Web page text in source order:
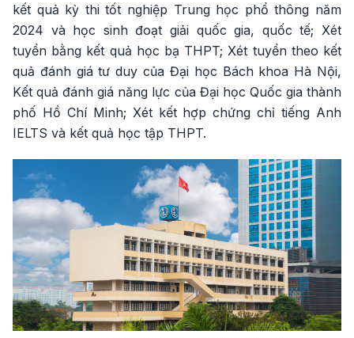
kết quả kỳ thi tốt nghiệp Trung học phổ thông năm
2024 và học sinh đoạt giải quốc gia, quốc tế; Xét
tuyển bằng kết quả học bạ THPT; Xét tuyển theo kết
quả đánh giá tư duy của Đại học Bách khoa Hà Nội,
Kết quả đánh giá năng lực của Đại học Quốc gia thành
phố Hồ Chí Minh; Xét kết hợp chứng chỉ tiếng Anh
IELTS và kết quả học tập THPT.